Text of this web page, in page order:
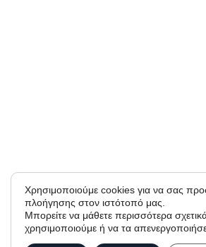
Χρησιμοποιούμε cookies για να σας
πλοήγησης στον ιστότοπό μας.
Μπορείτε να μάθετε περισσότερα
χρησιμοποιούμε ή να τα